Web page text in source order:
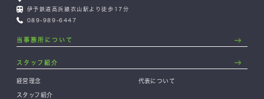
伊予鉄道高浜線衣山駅より徒歩17分
089-989-6447
当事務所について
スタッフ紹介
経営理念 代表について
スタッフ紹介